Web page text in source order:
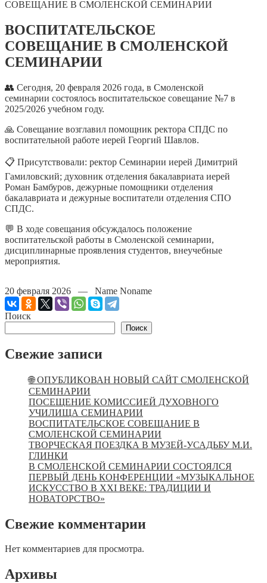
СОВЕЩАНИЕ В СМОЛЕНСКОЙ СЕМИНАРИИ
ВОСПИТАТЕЛЬСКОЕ
СОВЕЩАНИЕ В СМОЛЕНСКОЙ
СЕМИНАРИИ
👥 Сегодня, 20 февраля 2026 года, в Смоленской
семинарии состоялось воспитательское совещание №7 в
2025/2026 учебном году.
🙏 Совещание возглавил помощник ректора СПДС по
воспитательной работе иерей Георгий Шавлов.
📋 Присутствовали: ректор Семинарии иерей Димитрий
Гамиловский; духовник отделения бакалавриата иерей
Роман Бамбуров, дежурные помощники отделения
бакалавриата и дежурные воспитатели отделения СПО
СПДС.
💬 В ходе совещания обсуждалось положение
воспитательской работы в Смоленской семинарии,
дисциплинарные проявления студентов, внеучебные
мероприятия.
20 февраля 2026 — Name Noname
Поиск
Поиск
Свежие записи
🌐 ОПУБЛИКОВАН НОВЫЙ САЙТ СМОЛЕНСКОЙ
СЕМИНАРИИ
ПОСЕЩЕНИЕ КОМИССИЕЙ ДУХОВНОГО
УЧИЛИЩА СЕМИНАРИИ
ВОСПИТАТЕЛЬСКОЕ СОВЕЩАНИЕ В
СМОЛЕНСКОЙ СЕМИНАРИИ
ТВОРЧЕСКАЯ ПОЕЗДКА В МУЗЕЙ-УСАДЬБУ М.И.
ГЛИНКИ
В СМОЛЕНСКОЙ СЕМИНАРИИ СОСТОЯЛСЯ
ПЕРВЫЙ ДЕНЬ КОНФЕРЕНЦИИ «МУЗЫКАЛЬНОЕ
ИСКУССТВО В XXI ВЕКЕ: ТРАДИЦИИ И
НОВАТОРСТВО»
Свежие комментарии
Нет комментариев для просмотра.
Архивы